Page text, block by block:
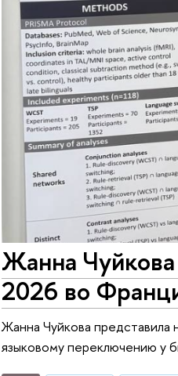
Жанна
2026 во
Жанна Чуйкова
языковому переключению у